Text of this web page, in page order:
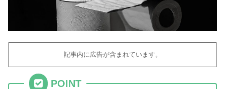
記事内に広告が含まれています。
POINT